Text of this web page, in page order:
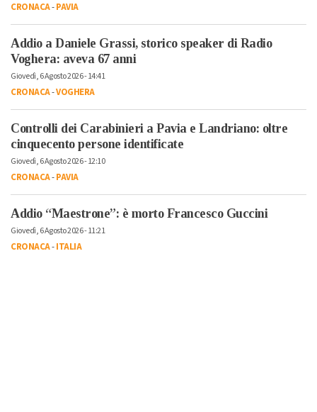
CRONACA-PAVIA
Addio a Daniele Grassi, storico speaker di Radio
Voghera: aveva 67 anni
Giovedì, 6 Agosto 2026 - 14:41
CRONACA-VOGHERA
Controlli dei Carabinieri a Pavia e Landriano: oltre
cinquecento persone identificate
Giovedì, 6 Agosto 2026 - 12:10
CRONACA-PAVIA
Addio “Maestrone”: è morto Francesco Guccini
Giovedì, 6 Agosto 2026 - 11:21
CRONACA-ITALIA